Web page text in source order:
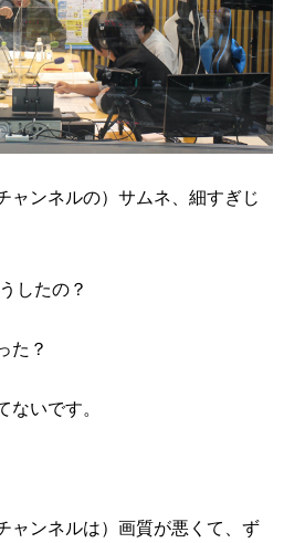
ャンネルの）サムネ、細すぎじ
したの？
た？
ないです。
ャンネルは）画質が悪くて、ず